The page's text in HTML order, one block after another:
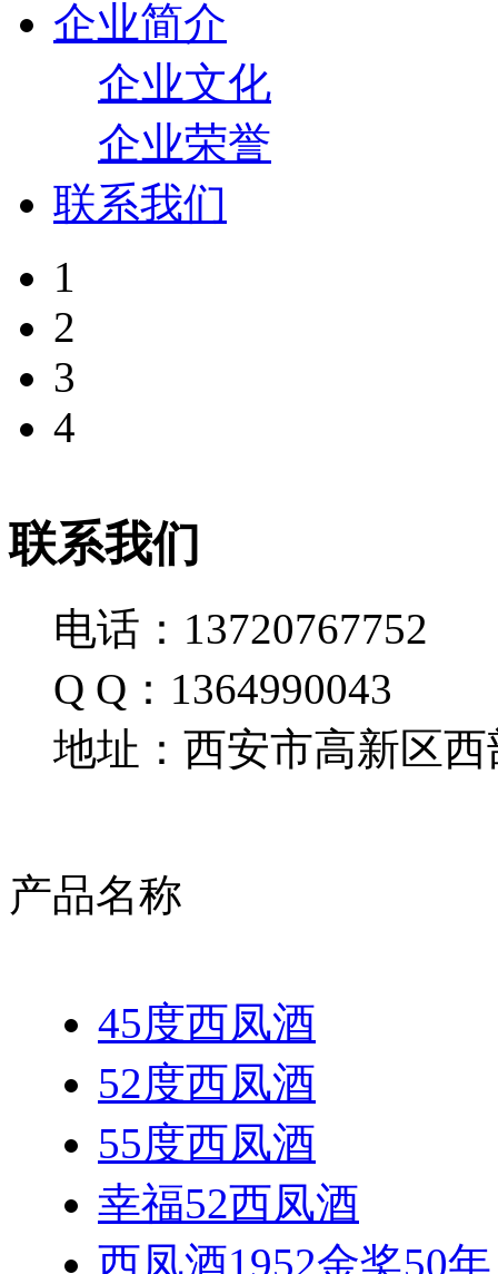
企业简介
企业文化
企业荣誉
联系我们
1
2
3
4
联系我们
电话：13720767752
Q Q：1364990043
地址：西安市高新区西
产品名称
45度西凤酒
52度西凤酒
55度西凤酒
幸福52西凤酒
西凤酒1952金奖50年